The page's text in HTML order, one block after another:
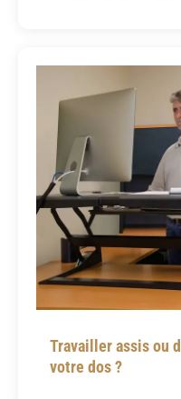
Travailler assis ou
votre dos ?